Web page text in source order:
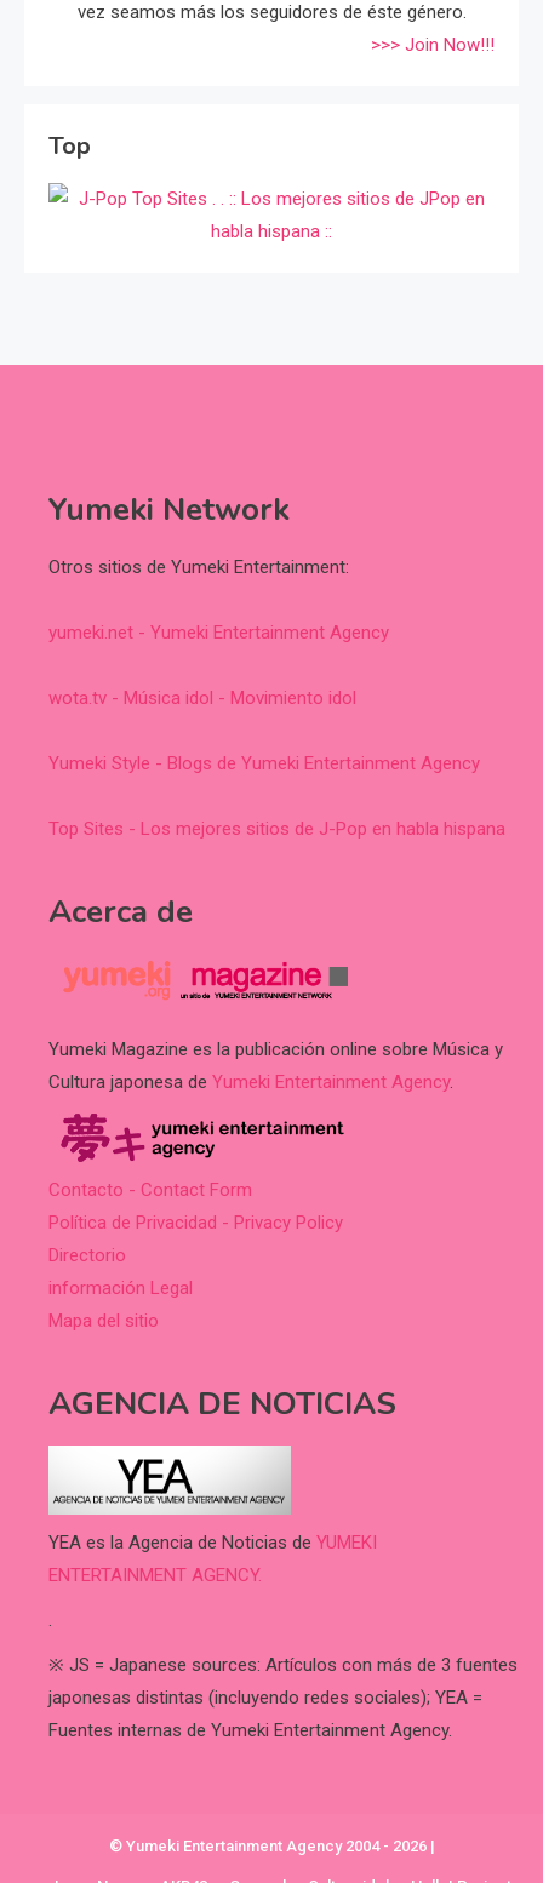
vez seamos más los seguidores de éste género.
>>> Join Now!!!
Top
Yumeki Network
Otros sitios de Yumeki Entertainment:
yumeki.net - Yumeki Entertainment Agency
wota.tv - Música idol - Movimiento idol
Yumeki Style - Blogs de Yumeki Entertainment Agency
Top Sites - Los mejores sitios de J-Pop en habla hispana
Acerca de
Yumeki Magazine es la publicación online sobre Música y
Cultura japonesa de Yumeki Entertainment Agency.
Contacto - Contact Form
Política de Privacidad - Privacy Policy
Directorio
información Legal
Mapa del sitio
AGENCIA DE NOTICIAS
YEA es la Agencia de Noticias de YUMEKI
ENTERTAINMENT AGENCY.
.
※ JS = Japanese sources: Artículos con más de 3 fuentes
japonesas distintas (incluyendo redes sociales); YEA =
Fuentes internas de Yumeki Entertainment Agency.
© Yumeki Entertainment Agency 2004 - 2026 |